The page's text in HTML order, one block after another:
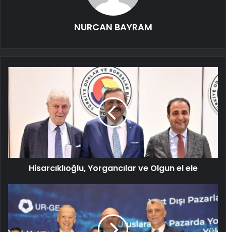
NURCAN BAYRAM
Hisarcıklıoğlu, Yorgancılar ve Olgun el ele